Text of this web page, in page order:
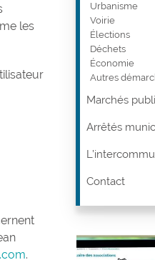
les
.
Urbanisme
Voirie
Élections
Déchets
Économie
Autres
Marchés
Arrêtés
Contact